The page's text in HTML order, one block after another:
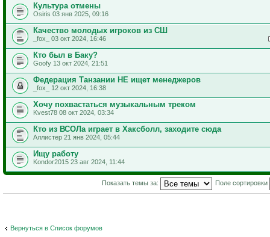
Культура отмены
Osiris 03 янв 2025, 09:16
Качество молодых игроков из СШ
_fox_ 03 окт 2024, 16:46
Кто был в Баку?
Goofy 13 окт 2024, 21:51
Федерация Танзании НЕ ищет менеджеров
_fox_ 12 окт 2024, 16:38
Хочу похвастаться музыкальным треком
Kvest78 08 окт 2024, 03:34
Кто из ВСОЛа играет в Хаксболл, заходите сюда
Аллистер 21 янв 2024, 05:44
Ищу работу
Kondor2015 23 авг 2024, 11:44
Показать темы за: Поле сортировки
Вернуться в Список форумов